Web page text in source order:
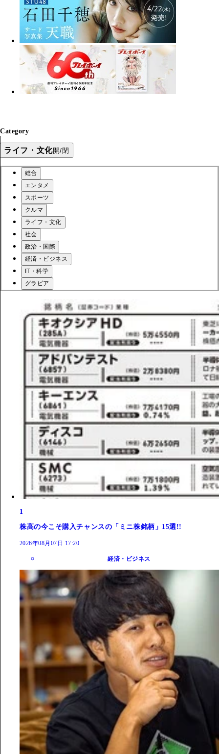
Category
ライフ・文化開/閉
総合
エンタメ
スポーツ
クルマ
ライフ・文化
社会
政治・国際
経済・ビジネス
IT・科学
グラビア
1
株高の今こそ購入チャンスの「ミニ株銘柄」15選!!
2026年08月07日 17:20
経済・ビジネス